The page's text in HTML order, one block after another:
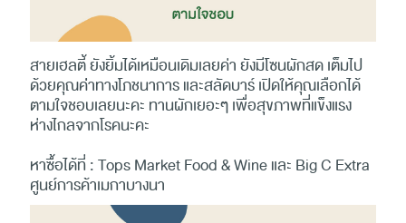
สายเฮลตี้ ยังยิ้มได้เหมือนเดิมเลยค่า ยังมีโซนผักสด เต็มไป
ด้วยคุณค่่าทางโภชนาการ และสลัดบาร์ เปิดให้คุณเลือกได้
ตามใจชอบเลยนะคะ ทานผักเยอะๆ เพื่อสุขภาพที่แข็งแรง
ห่างไกลจากโรคนะคะ
หาซื้อได้ที่ : Tops Market Food & Wine และ Big C Extra
ศูนย์การค้าเมกาบางนา